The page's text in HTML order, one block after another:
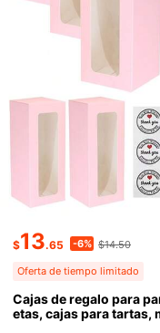
$13.65 -6% $14.50
Oferta de tiempo limitado
Cajas de regalo para
etas, cajas para tartas,